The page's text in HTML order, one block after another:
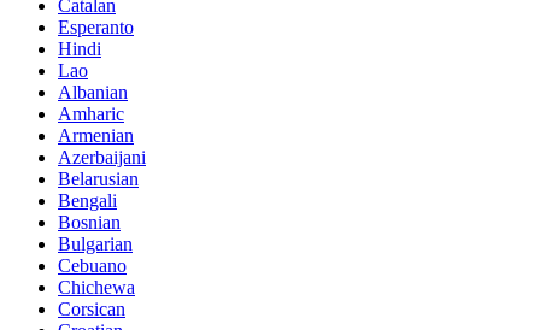
Catalan
Esperanto
Hindi
Lao
Albanian
Amharic
Armenian
Azerbaijani
Belarusian
Bengali
Bosnian
Bulgarian
Cebuano
Chichewa
Corsican